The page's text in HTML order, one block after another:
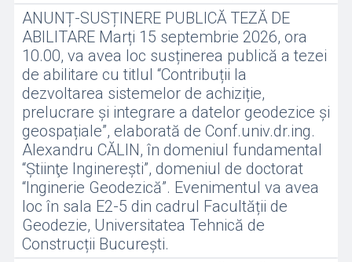
ANUNȚ-SUSȚINERE PUBLICĂ TEZĂ DE
ABILITARE Marți 15 septembrie 2026, ora
10.00, va avea loc susținerea publică a tezei
de abilitare cu titlul “Contribuții la
dezvoltarea sistemelor de achiziție,
prelucrare și integrare a datelor geodezice și
geospațiale”, elaborată de Conf.univ.dr.ing.
Alexandru CĂLIN, în domeniul fundamental
“Ştiinţe Inginereşti”, domeniul de doctorat
“Inginerie Geodezică”. Evenimentul va avea
loc în sala E2-5 din cadrul Facultății de
Geodezie, Universitatea Tehnică de
Construcții București.